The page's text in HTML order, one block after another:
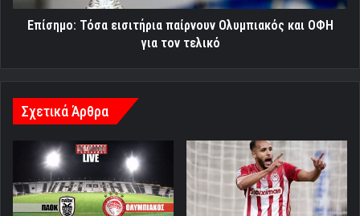
τον
τελικό
Επίσημο: Τόσα εισιτήρια παίρνουν Ολυμπιακός και ΟΦΗ
για τον τελικό
Σχετικά Άρθρα